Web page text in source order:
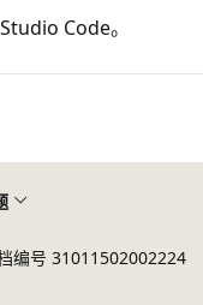
Code。
编号 31011502002224